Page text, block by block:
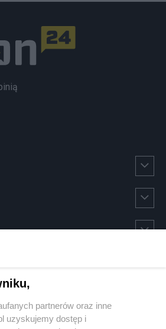
partnerów oraz inne
uzyskujemy dostęp i